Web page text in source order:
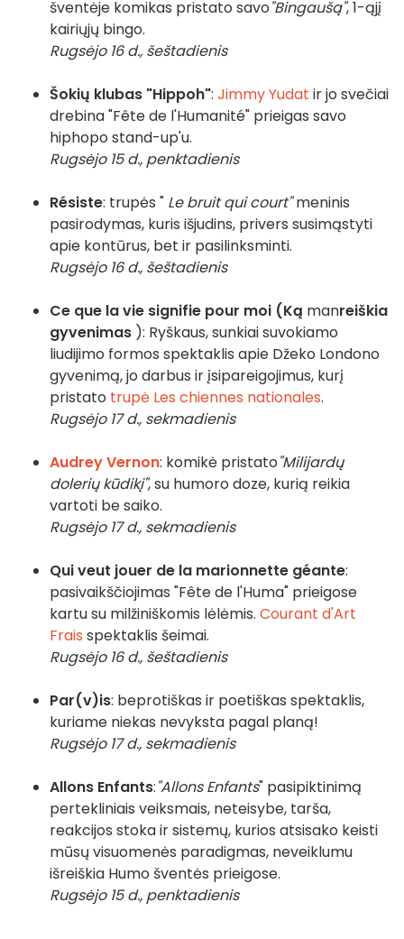
šventėje komikas pristato savo"Bingaušą", 1-ąjį
kairiųjų bingo.
Rugsėjo 16 d., šeštadienis
Šokių klubas "Hippoh": Jimmy Yudat ir jo svečiai
drebina "Fête de l'Humanité" prieigas savo
hiphopo stand-up'u.
Rugsėjo 15 d., penktadienis
Résiste: trupės " Le bruit qui court"meninis
pasirodymas, kuris išjudins, privers susimąstyti
apie kontūrus, bet ir pasilinksminti.
Rugsėjo 16 d., šeštadienis
Ce que la vie signifie pour moi (Ką manreiškia
gyvenimas ): Ryškaus, sunkiai suvokiamo
liudijimo formos spektaklis apie Džeko Londono
gyvenimą, jo darbus ir įsipareigojimus, kurį
pristato trupė Les chiennes nationales.
Rugsėjo 17 d., sekmadienis
Audrey Vernon: komikė pristato"Milijardų
dolerių kūdikį", su humoro doze, kurią reikia
vartoti be saiko.
Rugsėjo 17 d., sekmadienis
Qui veut jouer de la marionnette géante:
pasivaikščiojimas "Fête de l'Huma" prieigose
kartu su milžiniškomis lėlėmis. Courant d'Art
Frais spektaklis šeimai.
Rugsėjo 16 d., šeštadienis
Par(v)is: beprotiškas ir poetiškas spektaklis,
kuriame niekas nevyksta pagal planą!
Rugsėjo 17 d., sekmadienis
Allons Enfants:"Allons Enfants" pasipiktinimą
pertekliniais veiksmais, neteisybe, tarša,
reakcijos stoka ir sistemų, kurios atsisako keisti
mūsų visuomenės paradigmas, neveiklumu
išreiškia Humo šventės prieigose.
Rugsėjo 15 d., penktadienis